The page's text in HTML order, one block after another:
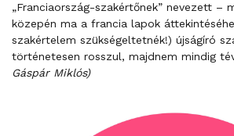
„Franciaország-szakértőnek” nevezett –
közepén ma a francia lapok
szakértelem szükségeltetnék!) újságíró
történetesen rosszul, majdnem mindig
Gáspár Miklós)